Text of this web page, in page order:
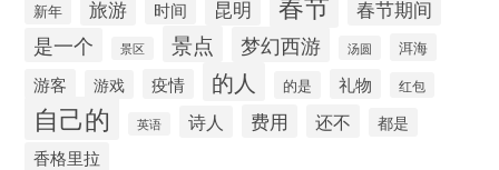
新年 旅游 时间 昆明 春节期间
是一个 景区 景点 梦幻西游 汤圆 洱海
游客 游戏 疫情 的人 的是 礼物 红包
自己的 英语 诗人 费用 还不 都是
香格里拉